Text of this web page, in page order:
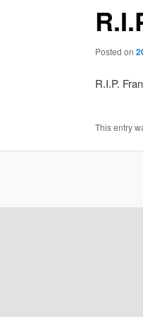
Posted on
R.I.P.
This entry